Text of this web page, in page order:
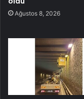
Ağustos 8, 2026